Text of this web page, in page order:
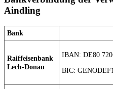
Aindling
Bank
Raiffeisenbank
Lech-Donau
IBAN: DE80
BIC: